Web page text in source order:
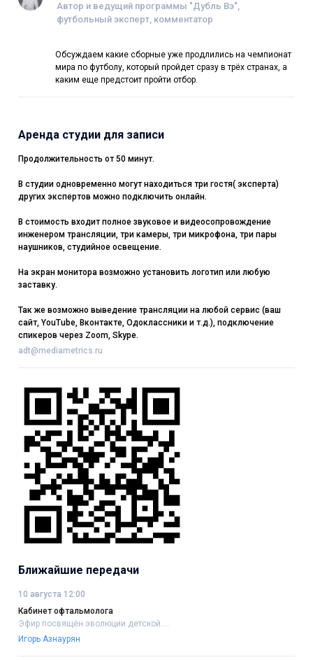
Автор и ведущий программы "Дубль Вэ",
футбольный эксперт, комментатор
Обсуждаем какие сборные уже продлились на чемпионат
мира по футболу, который пройдет сразу в трёх странах, а
каким еще предстоит пройти отбор.
Аренда студии для записи
Продолжительность от 50 минут.
В студии одновременно могут находиться три гостя( эксперта)
других экспертов можно подключить онлайн.
В стоимость входит полное звуковое и видеосопровождение
инженером трансляции, три камеры, три микрофона, три пары
наушников, студийное освещение.
На экран монитора возможно установить логотип или любую
заставку.
Так же возможно выведение трансляции на любой сервис (ваш
сайт, YouTube, Вконтакте, Одоклассники и т.д.), подключение
спикеров через Zoom, Skype.
adt@mediametrics.ru
Ближайшие передачи
10 августа 12:00
Кабинет офтальмолога
Эфир посвящён эволюции детской....
Игорь Азнаурян